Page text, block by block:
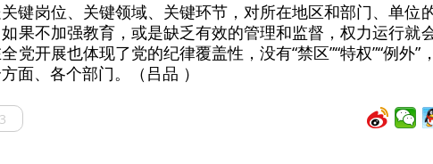
键岗位、关键领域、关键环节，对所在地区和部门、单位
果不加强教育，或是缺乏有效的管理和监督，权力运行就
党开展也体现了党的纪律覆盖性，没有“禁区”“特权”“例外
面、各个部门。（吕品 ）